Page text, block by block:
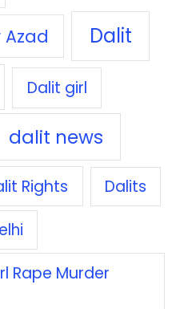
Dalit
Dalit girl
dalit news
Rights Dalits
Rape Murder